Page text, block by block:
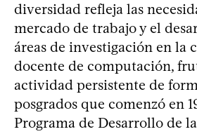
diversidad refleja las
mercado de trabajo y el
áreas de investigación en la
docente de computación,
actividad persistente de
posgrados que comenzó en
Programa de Desarrollo de